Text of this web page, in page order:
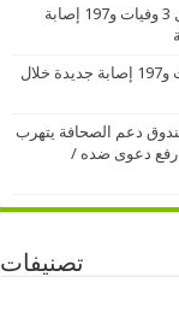
تسجيل 3 وفيات و197 إصابة
تسجيل 3 وفيات و197 إصابة جديدة خلال
دعم الصحافة يتهرب
رفع دعوى ضده /
تصنيفات